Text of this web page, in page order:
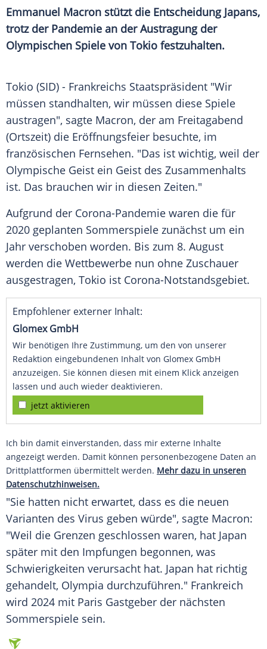
Emmanuel Macron stützt die Entscheidung Japans,
trotz der Pandemie an derAustragungder
Olympischen Spiele von Tokio festzuhalten.
Tokio (SID) - Frankreichs Staatspräsident "Wir
müssen standhalten, wir müssen diese Spiele
austragen", sagte Macron, der am Freitagabend
(Ortszeit) die Eröffnungsfeier besuchte, im
französischen Fernsehen. "Das ist wichtig, weil der
Olympische Geist ein Geist des Zusammenhalts
ist. Das brauchen wir in diesen Zeiten."
Aufgrund der Corona-Pandemie waren die für
2020 geplanten Sommerspiele zunächst um ein
Jahr verschoben worden. Bis zum 8. August
werden die Wettbewerbe nun ohne Zuschauer
ausgestragen, Tokio ist Corona-Notstandsgebiet.
Empfohlener externer Inhalt:
Glomex GmbH
Wir benötigen Ihre Zustimmung, um den von unserer
Redaktion eingebundenen Inhalt von Glomex GmbH
anzuzeigen. Sie können diesen mit einem Klick anzeigen
lassen und auch wieder deaktivieren.
jetzt aktivieren
Ich bin damit einverstanden, dass mir externe Inhalte
angezeigt werden. Damit können personenbezogene Daten an
Drittplattformen übermittelt werden. Mehr dazu in unseren
Datenschutzhinweisen.
"Sie hatten nicht erwartet, dass es die neuen
Varianten des Virus geben würde", sagte Macron:
"Weil die Grenzen geschlossen waren, hat Japan
später mit den Impfungen begonnen, was
Schwierigkeiten verursacht hat. Japan hat richtig
gehandelt, Olympia durchzuführen." Frankreich
wird 2024 mit Paris Gastgeber der nächsten
Sommerspiele sein.